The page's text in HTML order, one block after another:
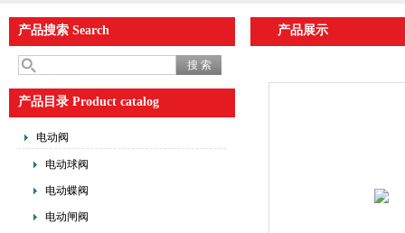
产品搜索 Search
产品目录 Product catalog
电动阀
电动球阀
电动蝶阀
电动闸阀
产品展示